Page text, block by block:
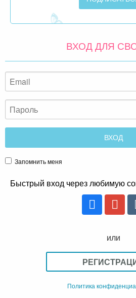
ВХОД ДЛЯ
Запомнить меня
Быстрый вход через любимую
или
Политика